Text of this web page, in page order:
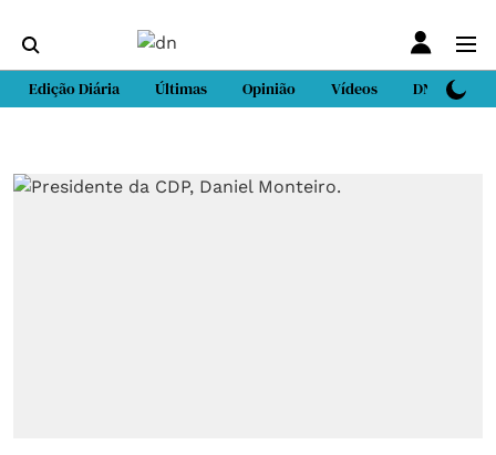
Edição Diária Últimas Opinião Vídeos DN Sport